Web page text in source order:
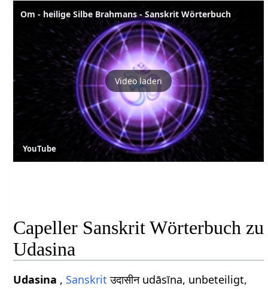
Om - heilige Silbe Brahmans - Sanskrit Wörterbuch
Video laden
YouTube
Capeller Sanskrit Wörterbuch zu
Udasina
Udasina , Sanskrit उदासीन udāsīna, unbeteiligt,